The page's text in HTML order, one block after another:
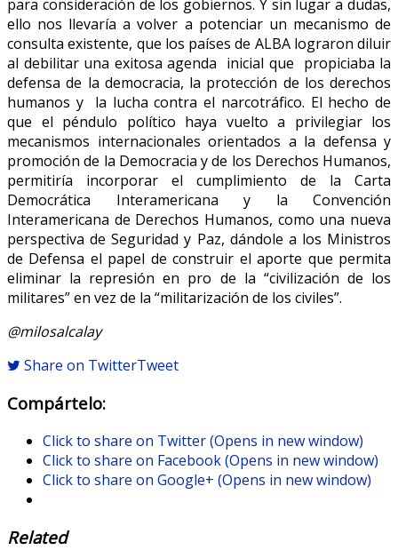
para consideración de los gobiernos. Y sin lugar a dudas,
ello nos llevaría a volver a potenciar un mecanismo de
consulta existente, que los países de ALBA lograron diluir
al debilitar una exitosa agenda inicial que propiciaba la
defensa de la democracia, la protección de los derechos
humanos y la lucha contra el narcotráfico. El hecho de
que el péndulo político haya vuelto a privilegiar los
mecanismos internacionales orientados a la defensa y
promoción de la Democracia y de los Derechos Humanos,
permitiría incorporar el cumplimiento de la Carta
Democrática Interamericana y la Convención
Interamericana de Derechos Humanos, como una nueva
perspectiva de Seguridad y Paz, dándole a los Ministros
de Defensa el papel de construir el aporte que permita
eliminar la represión en pro de la “civilización de los
militares” en vez de la “militarización de los civiles”.
@milosalcalay
Share on TwitterTweet
Compártelo:
Click to share on Twitter (Opens in new window)
Click to share on Facebook (Opens in new window)
Click to share on Google+ (Opens in new window)
Related